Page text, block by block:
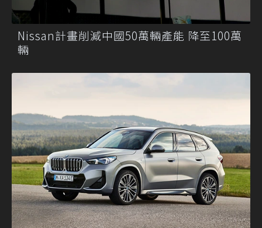
Nissan計畫削減中國50萬輛產能 降至100萬
輛